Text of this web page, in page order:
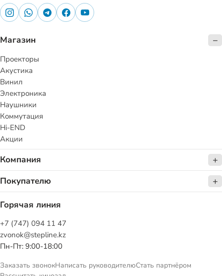
Магазин
Проекторы
Акустика
Винил
Электроника
Наушники
Коммутация
Hi-END
Акции
Компания
Покупателю
Горячая линия
+7 (747) 094 11 47
zvonok@stepline.kz
Пн-Пт: 9:00-18:00
Заказать звонокНаписать руководителюСтать партнёром